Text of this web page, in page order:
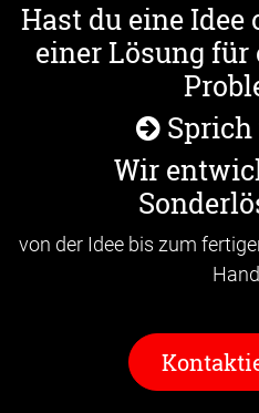
Hast du eine Idee
einer Lösung
Sprich
Wir
von der Idee bis zum
Hand